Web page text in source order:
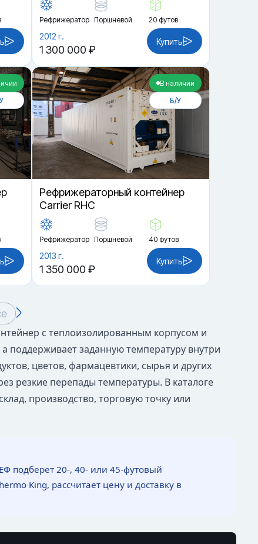
Рефрижератор Поршневой 20 футов
2012 г.
1 300 000 ₽
Купить
В наличии
Б/У
Рефрижераторный контейнер
Carrier RHC
Рефрижератор Поршневой 40 футов
2013 г.
1 350 000 ₽
Купить
с теплоизолированным корпусом и
поддерживает заданную температуру внутри
цветов, фармацевтики, сырья и других
резкие перепады температуры. В каталоге
производство, торговую точку или
подберет 20-, 40- или 45-футовый
King, рассчитает цену и доставку в